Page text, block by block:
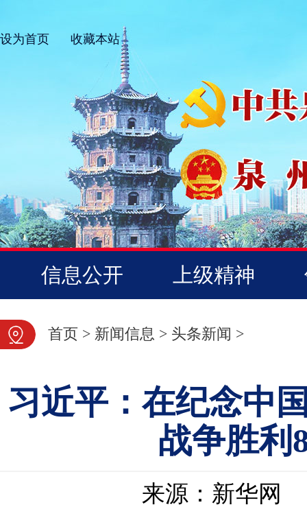
设为首页 收藏本站
信息公开 上级精神
首页 > 新闻信息 > 头条新闻 >
习近平：在纪念中
战争胜利
来源：新华网